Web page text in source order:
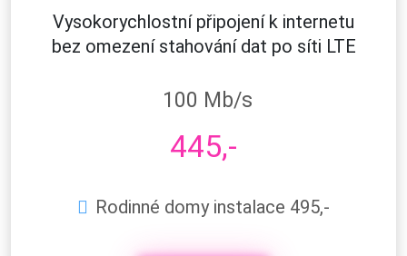
Vysokorychlostní připojení k internetu
bez omezení stahování dat po síti LTE
100 Mb/s
445,-
Rodinné domy instalace 495,-